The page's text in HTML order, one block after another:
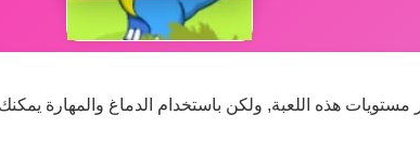
هذه اللعبة, ولكن باستخدام الدماغ والمهارة